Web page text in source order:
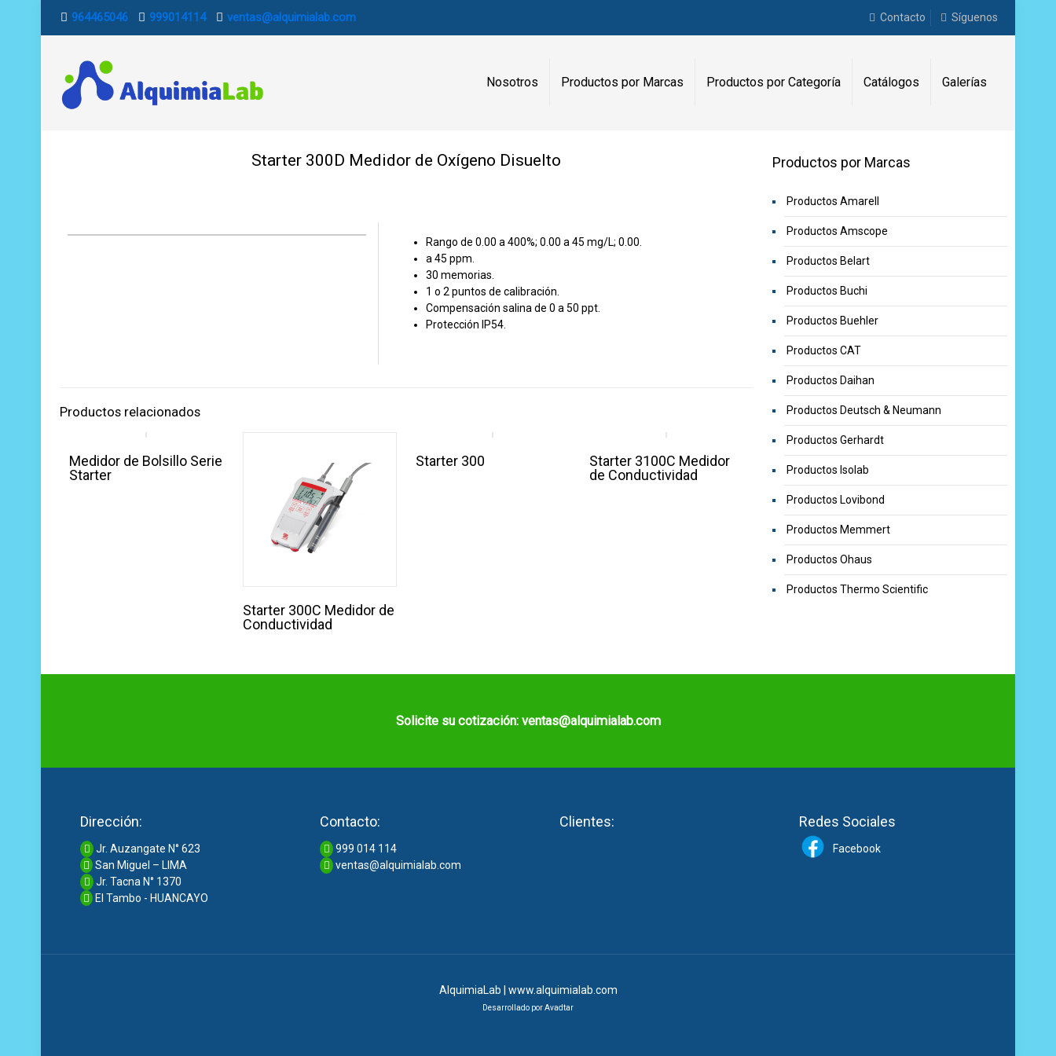
964465046 999014114 ventas@alquimialab.com Contacto Síguenos
Nosotros Productos por Marcas Productos por Categoría Catálogos Galerías
Starter 300D Medidor de Oxígeno Disuelto
Rango de 0.00 a 400%; 0.00 a 45 mg/L; 0.00.
a 45 ppm.
30 memorias.
1 o 2 puntos de calibración.
Compensación salina de 0 a 50 ppt.
Protección IP54.
Productos relacionados
Medidor de Bolsillo Serie
Starter
Starter 300C Medidor de
Conductividad
Starter 300
Starter 3100C Medidor
de Conductividad
Productos por Marcas
Productos Amarell
Productos Amscope
Productos Belart
Productos Buchi
Productos Buehler
Productos CAT
Productos Daihan
Productos Deutsch & Neumann
Productos Gerhardt
Productos Isolab
Productos Lovibond
Productos Memmert
Productos Ohaus
Productos Thermo Scientific
Solicite su cotización: ventas@alquimialab.com
Dirección:
Jr. Auzangate N° 623
San Miguel – LIMA
Jr. Tacna N° 1370
El Tambo - HUANCAYO
Contacto:
999 014 114
ventas@alquimialab.com
Clientes: Redes Sociales
Facebook
AlquimiaLab | www.alquimialab.com
Desarrollado porAvadtar